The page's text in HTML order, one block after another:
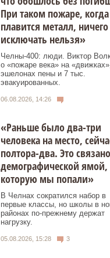
При таком пожаре, когда
плавится металл, ничего
исключать нельзя»
Челны-400: люди. Виктор
о «пожаре века» на
эшелонах пены и 7 тыс.
эвакуированных.
06.08.2026, 14:26
«Раньше было два-три
человека на место,
полтора-два. Это
демографической ямой,
которую мы попали»
В Челнах сократился набор в
первые классы, но школы в
районах по-прежнему держат
нагрузку.
05.08.2026, 15:28 3